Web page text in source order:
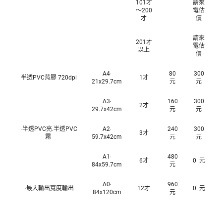
101才
～200
才
請來
電估
價
201才
以上
請來
電估
價
半透PVC背膠 720dpi
A4‧
21x29.7cm
1才
80
元
300
元
A3‧
29.7x42cm
2才
160
元
300
元
‧半透PVC亮.半透PVC
霧
A2‧
59.7x42cm
3才
240
元
300
元
A1‧
84x59.7cm
6才
480
元
0 元
‧最大輸出寬度輸出
A0‧
84x120cm
12才
960
元
0 元